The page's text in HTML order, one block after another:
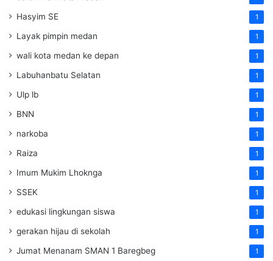
Hasyim SE 1
Layak pimpin medan 1
wali kota medan ke depan 1
Labuhanbatu Selatan 1
Ulp lb 1
BNN 1
narkoba 1
Raiza 1
Imum Mukim Lhoknga 1
SSEK 1
edukasi lingkungan siswa 1
gerakan hijau di sekolah 1
Jumat Menanam SMAN 1 Baregbeg 1